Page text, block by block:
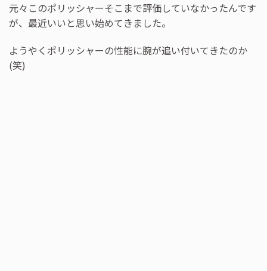
元々このポリッシャーそこまで評価していなかったんです
が、最近いいと思い始めてきました。
ようやくポリッシャーの性能に腕が追い付いてきたのか
(笑)